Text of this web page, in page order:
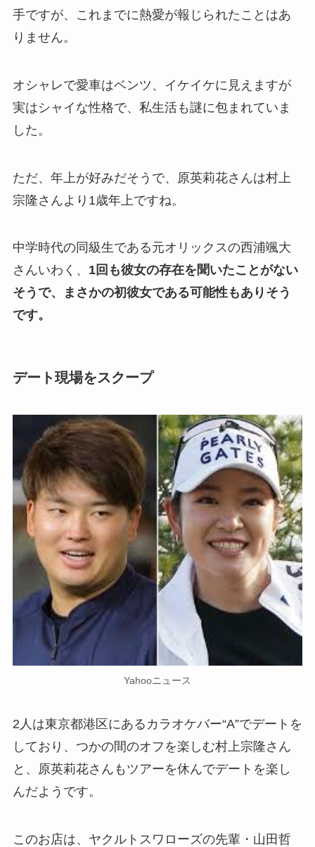
手ですが、これまでに熱愛が報じられたことはあ
りません。
オシャレで愛車はベンツ、イケイケに見えますが
実はシャイな性格で、私生活も謎に包まれていま
した。
ただ、年上が好みだそうで、原英莉花さんは村上
宗隆さんより1歳年上ですね。
中学時代の同級生である元オリックスの西浦颯大
さんいわく、 1回も彼女の存在を聞いたことがない
そうで、まさかの初彼女である可能性もありそう
です。
デート現場をスクープ
Yahooニュース
2人は東京都港区にあるカラオケバー“A”でデートを
しており、つかの間のオフを楽しむ村上宗隆さん
と、原英莉花さんもツアーを休んでデートを楽し
んだようです。
このお店は、ヤクルトスワローズの先輩・山田哲